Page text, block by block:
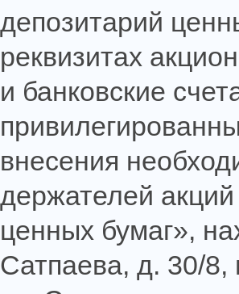
депозитарий
реквизитах
и банковские
внесения
держателей
ценных бумаг»,
Сатпаева, д. 30/